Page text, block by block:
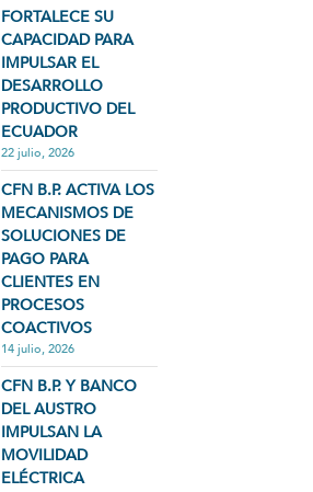
FORTALECE SU
CAPACIDAD PARA
IMPULSAR EL
DESARROLLO
PRODUCTIVO DEL
ECUADOR
22 julio, 2026
CFN B.P. ACTIVA LOS
MECANISMOS DE
SOLUCIONES DE
PAGO PARA
CLIENTES EN
PROCESOS
COACTIVOS
14 julio, 2026
CFN B.P. Y BANCO
DEL AUSTRO
IMPULSAN LA
MOVILIDAD
ELÉCTRICA